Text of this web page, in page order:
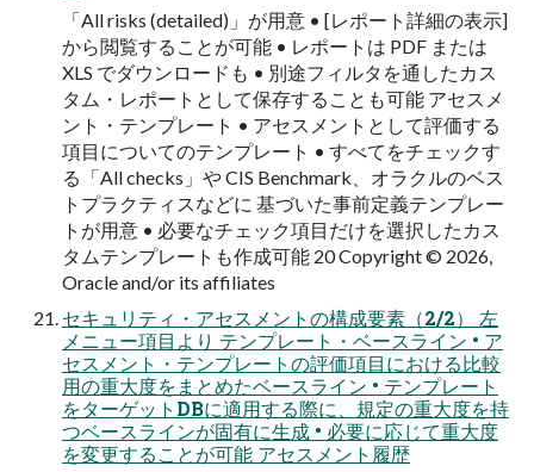
「All risks (detailed)」が用意 • [レポート詳細の表示]
から閲覧することが可能 • レポートは PDF または
XLS でダウンロードも • 別途フィルタを通したカス
タム・レポートとして保存することも可能 アセスメ
ント・テンプレート • アセスメントとして評価する
項目についてのテンプレート • すべてをチェックす
る「All checks」や CIS Benchmark、オラクルのベス
トプラクティスなどに 基づいた事前定義テンプレー
トが用意 • 必要なチェック項目だけを選択したカス
タムテンプレートも作成可能 20 Copyright © 2026,
Oracle and/or its affiliates
セキュリティ・アセスメントの構成要素（2/2） 左
メニュー項目より テンプレート・ベースライン • ア
セスメント・テンプレートの評価項目における比較
用の重大度をまとめたベースライン • テンプレート
をターゲットDBに適用する際に、規定の重大度を持
つベースラインが固有に生成 • 必要に応じて重大度
を変更することが可能 アセスメント履歴